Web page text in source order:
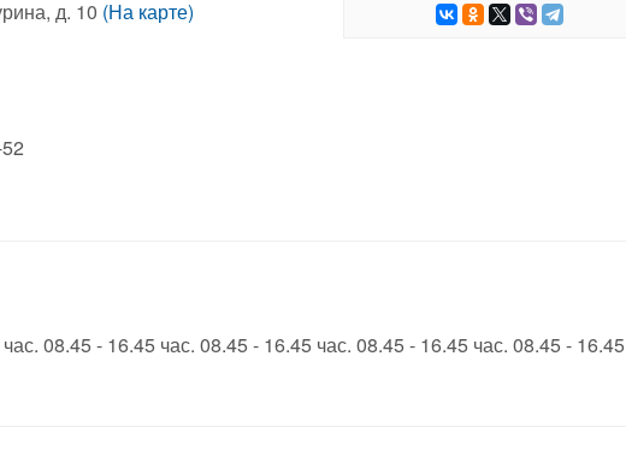
д. 10 (На карте)
08.45 - 16.45 час. 08.45 - 16.45 час. 08.45 - 16.45 час. 08.45 - 16.45